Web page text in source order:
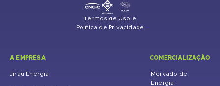
Termos de Uso e
Política de Privacidade
A EMPRESA
Jirau Energia
COMERCIALIZAÇÃO
Mercado de
Energia